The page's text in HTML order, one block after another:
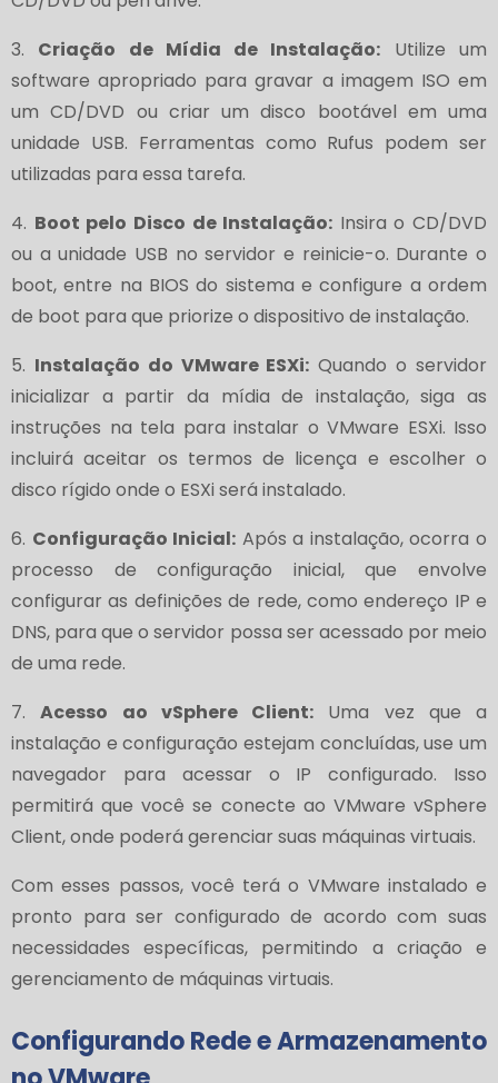
3. Criação de Mídia de Instalação: Utilize um
software apropriado para gravar a imagem ISO em
um CD/DVD ou criar um disco bootável em uma
unidade USB. Ferramentas como Rufus podem ser
utilizadas para essa tarefa.
4. Boot pelo Disco de Instalação: Insira o CD/DVD
ou a unidade USB no servidor e reinicie-o. Durante o
boot, entre na BIOS do sistema e configure a ordem
de boot para que priorize o dispositivo de instalação.
5. Instalação do VMware ESXi: Quando o servidor
inicializar a partir da mídia de instalação, siga as
instruções na tela para instalar o VMware ESXi. Isso
incluirá aceitar os termos de licença e escolher o
disco rígido onde o ESXi será instalado.
6. Configuração Inicial: Após a instalação, ocorra o
processo de configuração inicial, que envolve
configurar as definições de rede, como endereço IP e
DNS, para que o servidor possa ser acessado por meio
de uma rede.
7.Acesso ao vSphere Client: Uma vez que a
instalação e configuração estejam concluídas, use um
navegador para acessar o IP configurado. Isso
permitirá que você se conecte ao VMware vSphere
Client, onde poderá gerenciar suas máquinas virtuais.
Com esses passos, você terá o VMware instalado e
pronto para ser configurado de acordo com suas
necessidades específicas, permitindo a criação e
gerenciamento de máquinas virtuais.
Configurando Rede e Armazenamento